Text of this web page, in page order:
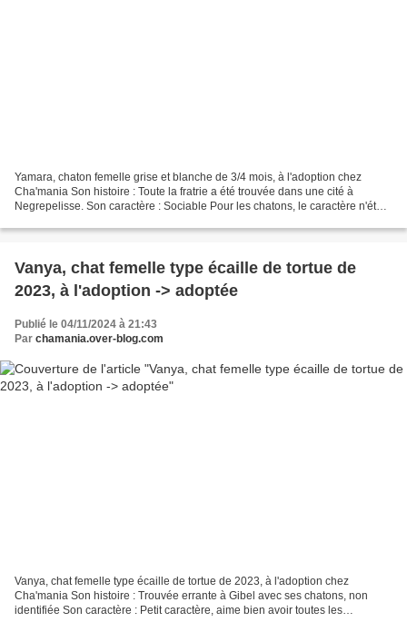
Yamara, chaton femelle grise et blanche de 3/4 mois, à l'adoption chez
Cha'mania Son histoire : Toute la fratrie a été trouvée dans une cité à
Negrepelisse. Son caractère : Sociable Pour les chatons, le caractère n'étant
Vanya, chat femelle type écaille de tortue de
2023, à l'adoption -> adoptée
Publié le 04/11/2024 à 21:43
Par chamania.over-blog.com
Vanya, chat femelle type écaille de tortue de 2023, à l'adoption chez
Cha'mania Son histoire : Trouvée errante à Gibel avec ses chatons, non
identifiée Son caractère : Petit caractère, aime bien avoir toutes les